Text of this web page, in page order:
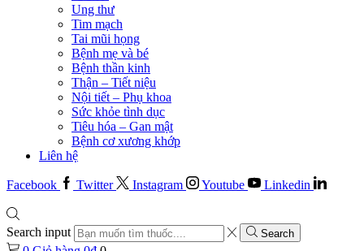
Ung thư
Tim mạch
Tai mũi họng
Bệnh mẹ và bé
Bệnh thần kinh
Thận – Tiết niệu
Nội tiết – Phụ khoa
Sức khỏe tình dục
Tiêu hóa – Gan mật
Bệnh cơ xương khớp
Liên hệ
Facebook Twitter Instagram Youtube Linkedin
Search input Search